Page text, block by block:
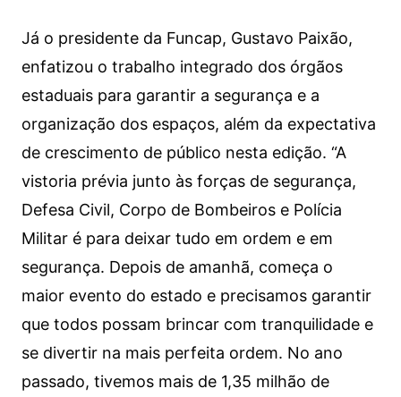
Já o presidente da Funcap, Gustavo Paixão,
enfatizou o trabalho integrado dos órgãos
estaduais para garantir a segurança e a
organização dos espaços, além da expectativa
de crescimento de público nesta edição. “A
vistoria prévia junto às forças de segurança,
Defesa Civil, Corpo de Bombeiros e Polícia
Militar é para deixar tudo em ordem e em
segurança. Depois de amanhã, começa o
maior evento do estado e precisamos garantir
que todos possam brincar com tranquilidade e
se divertir na mais perfeita ordem. No ano
passado, tivemos mais de 1,35 milhão de